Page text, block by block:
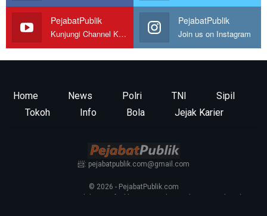
PejabatPublik
Kunjungi Channel Kami
PejabatPublik
Join us on Instagram
Home News Polri TNI
Sipil
Tokoh
Info Bola Jejak Karier
📨: pejabatpublik.com@gmail.com
© 2026 - PejabatPublik.com
Redaksi Info Iklan Kontak Pedoman Media Siber